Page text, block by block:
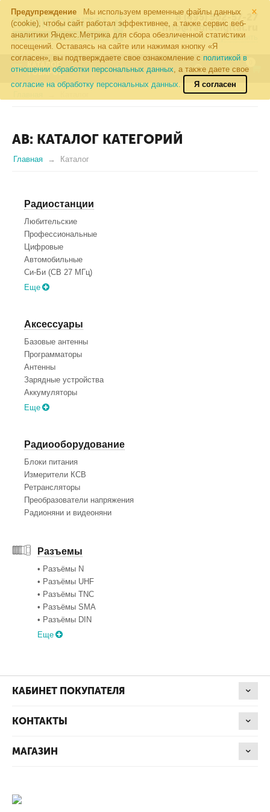
×
Предупреждение
Мы используем временные файлы данных
(cookie), чтобы сайт работал эффективнее, а также сервис веб-
аналитики Яндекс.Метрика для сбора обезличенной статистики
посещений. Оставаясь на сайте или нажимая кнопку «Я
согласен», вы подтверждаете свое ознакомление с политикой в
отношении обработки персональных данных, а также даете свое
согласие на обработку персональных данных.
Я согласен
8 (495) 502-57-27
info@radiodigital.ru
Контакты Перезвонить
КАТАЛОГ
ТОВАРОВ
AB: КАТАЛОГ КАТЕГОРИЙ
Главная Каталог
Радиостанции
Любительские
Профессиональные
Цифровые
Автомобильные
Си-Би (CB 27 МГц)
Еще
Аксессуары
Базовые антенны
Программаторы
Антенны
Зарядные устройства
Аккумуляторы
Еще
Радиооборудование
Блоки питания
Измерители КСВ
Ретрансляторы
Преобразователи напряжения
Радионяни и видеоняни
Разъемы
• Разъёмы N
• Разъёмы UHF
• Разъёмы TNC
• Разъёмы SMA
• Разъёмы DIN
Еще
КАБИНЕТ ПОКУПАТЕЛЯ
КОНТАКТЫ
МАГАЗИН